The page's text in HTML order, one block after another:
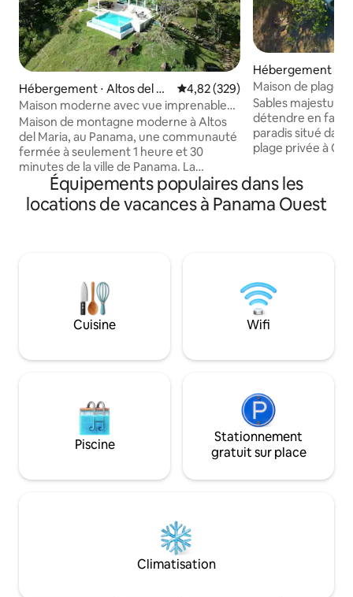
Hébergement ⋅ Altos del M
aria
Évaluation moyenne sur la
4,82 (329)
Maison moderne avec vue imprenable
et piscine chauffée
Maison de montagne moderne à Altos
del Maria, au Panama, une communauté
fermée à seulement 1 heure et 30
minutes de la ville de Panama. La
communauté dispose de rivières, de
sentiers d'observation des oiseaux et se
trouve à seulement 25 minutes des
de 2 chambres avec climatisation, d'une
connexion Wi-Fi, d'un lave-vaisselle, d'un
lave-linge et d'un sèche-linge et d'une
vue imprenable sur les montagnes. Le
locations de départ le dimanche.
Hébergement ⋅
ralda
Maison de plage -
incroyables -
Sables
détendre en
paradis situé
plage privée à
l'autoroute
minutes d'autres
que Gorgona et
jacuzzi avec des
des palmiers
électrique sans
systèmes de
Équipements populaires dans les
locations de vacances à Panama Ouest
Cuisine Wifi
Piscine
Stationnement
gratuit sur place
Climatisation